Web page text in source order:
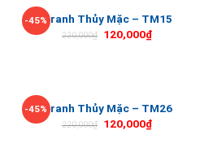
-45%Tranh Thủy Mặc – TM15
220,000₫ 120,000₫
-45%Tranh Thủy Mặc – TM26
220,000₫ 120,000₫